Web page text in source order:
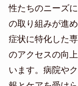
性たちのニーズ
の取り組みが進
症状に特化した
のアクセスの向
います。病院や